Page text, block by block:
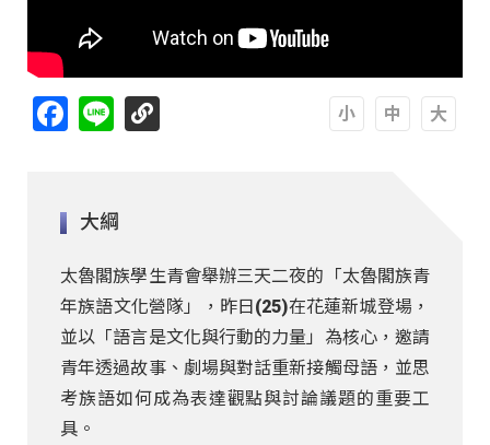
Facebook
Line
大綱
太魯閣族學生青會舉辦三天二夜的「太魯閣族青
年族語文化營隊」，昨日(25)在花蓮新城登場，
並以「語言是文化與行動的力量」為核心，邀請
青年透過故事、劇場與對話重新接觸母語，並思
考族語如何成為表達觀點與討論議題的重要工
具。